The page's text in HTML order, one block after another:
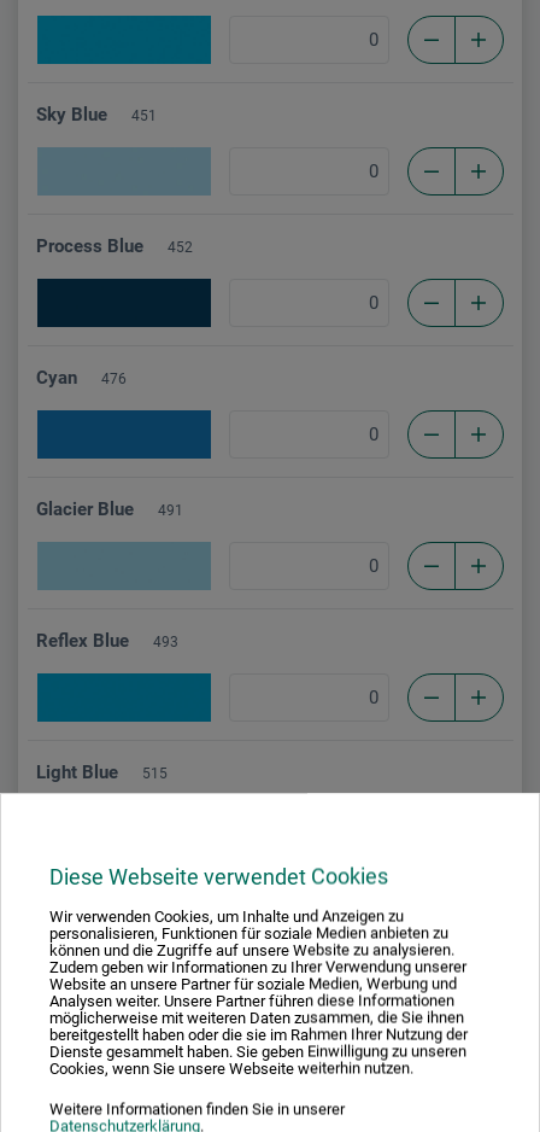
Diese Webseite verwendet Cookies
Wir verwenden Cookies, um Inhalte und Anzeigen zu
personalisieren, Funktionen für soziale Medien anbieten zu
können und die Zugriffe auf unsere Website zu analysieren.
Zudem geben wir Informationen zu Ihrer Verwendung unserer
Website an unsere Partner für soziale Medien, Werbung und
Analysen weiter. Unsere Partner führen diese Informationen
möglicherweise mit weiteren Daten zusammen, die Sie ihnen
bereitgestellt haben oder die sie im Rahmen Ihrer Nutzung der
Dienste gesammelt haben. Sie geben Einwilligung zu unseren
Cookies, wenn Sie unsere Webseite weiterhin nutzen.
Weitere Informationen finden Sie in unserer
Datenschutzerklärung.
Sky Blue 451
Process Blue 452
Cyan 476
Glacier Blue 491
Reflex Blue 493
Light Blue 515
Navy Blue 528